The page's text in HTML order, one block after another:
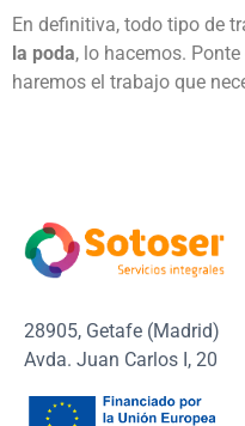
En definitiva, todo tipo de
la poda, lo hacemos. Ponte
haremos el trabajo que
28905, Getafe (Madrid)
Avda. Juan Carlos I, 20